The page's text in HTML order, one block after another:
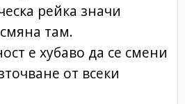
рейка значи
там.
е хубаво да се смени
от всеки